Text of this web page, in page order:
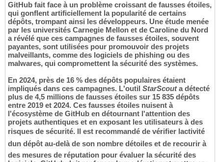
GitHub fait face à un problème croissant de fausses étoiles,
qui gonflent artificiellement la popularité de certains
dépôts, trompant ainsi les développeurs. Une étude menée
par les universités Carnegie Mellon et de Caroline du Nord
a révélé que ces campagnes de fausses étoiles, souvent
payantes, sont utilisées pour promouvoir des projets
malveillants, comme des logiciels de phishing ou des
malwares, qui compromettent la sécurité des systèmes.
En 2024, près de 16 % des dépôts populaires étaient
impliqués dans ces campagnes. L'outil StarScouta détecté
plus de 4,5 millions de fausses étoiles sur 15 835 dépôts
entre 2019 et 2024. Ces fausses étoiles nuisent à
l'écosystème de GitHub en détournant l'attention des
projets authentiques et en exposant les utilisateurs à des
risques de sécurité. Il est recommandé de vérifier lactivité
dun dépôt au-delà de son nombre détoiles et de recourir à
des mesures de réputation pour évaluer la sécurité des